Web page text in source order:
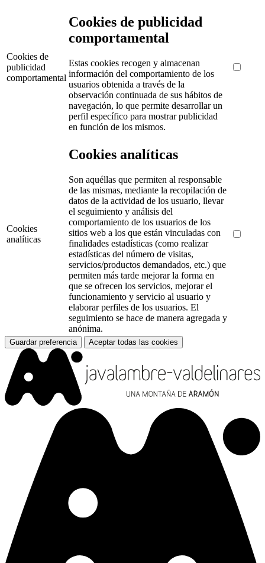
Cookies de
publicidad
comportamental
Cookies de publicidad
comportamental
Estas cookies recogen y almacenan
información del comportamiento de los
usuarios obtenida a través de la
observación continuada de sus hábitos de
navegación, lo que permite desarrollar un
perfil específico para mostrar publicidad
en función de los mismos.
Cookies
analíticas
Cookies analíticas
Son aquéllas que permiten al responsable
de las mismas, mediante la recopilación de
datos de la actividad de los usuario, llevar
el seguimiento y análisis del
comportamiento de los usuarios de los
sitios web a los que están vinculadas con
finalidades estadísticas (como realizar
estadísticas del número de visitas,
servicios/productos demandados, etc.) que
permiten más tarde mejorar la forma en
que se ofrecen los servicios, mejorar el
funcionamiento y servicio al usuario y
elaborar perfiles de los usuarios. El
seguimiento se hace de manera agregada y
anónima.